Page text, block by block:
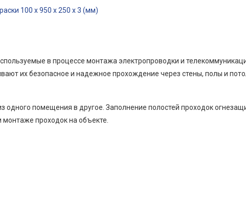
100 x 950 x 250 x 3 (мм)
в процессе монтажа электропроводки и
их безопасное и надежное прохождение через стены, полы и
одного помещения в другое. Заполнение полостей проходок
проходок на объекте.